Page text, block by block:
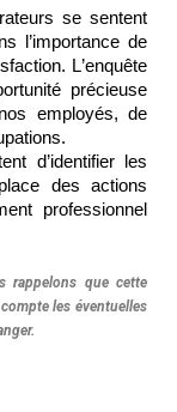
se sentent
l’importance de
L’enquête
précieuse
employés, de
d’identifier les
des actions
professionnel
rappelons que cette
les éventuelles